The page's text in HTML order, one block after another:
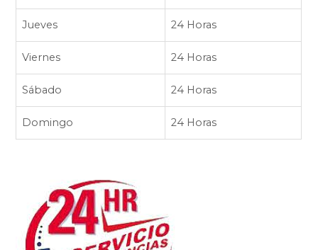
Jueves 24 Horas
Viernes 24 Horas
Sábado 24 Horas
Domingo 24 Horas